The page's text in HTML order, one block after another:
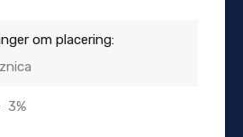
om placering:
3%